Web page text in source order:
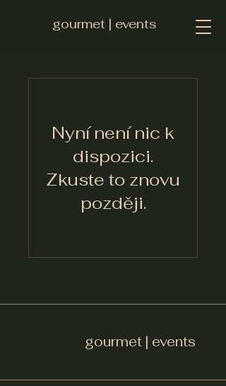
gourmet | events
Nyní není nic k
dispozici.
Zkuste to znovu
později.
gourmet | events